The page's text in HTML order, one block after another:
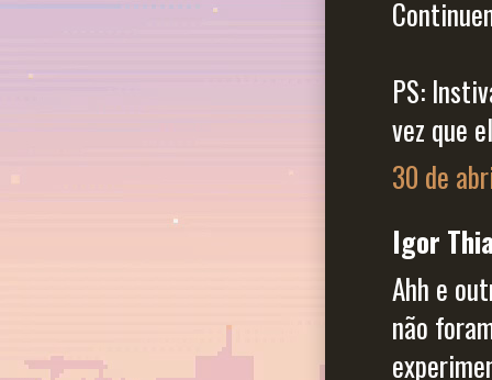
PS:
vez que
30 de
Igor
Ahh e
não